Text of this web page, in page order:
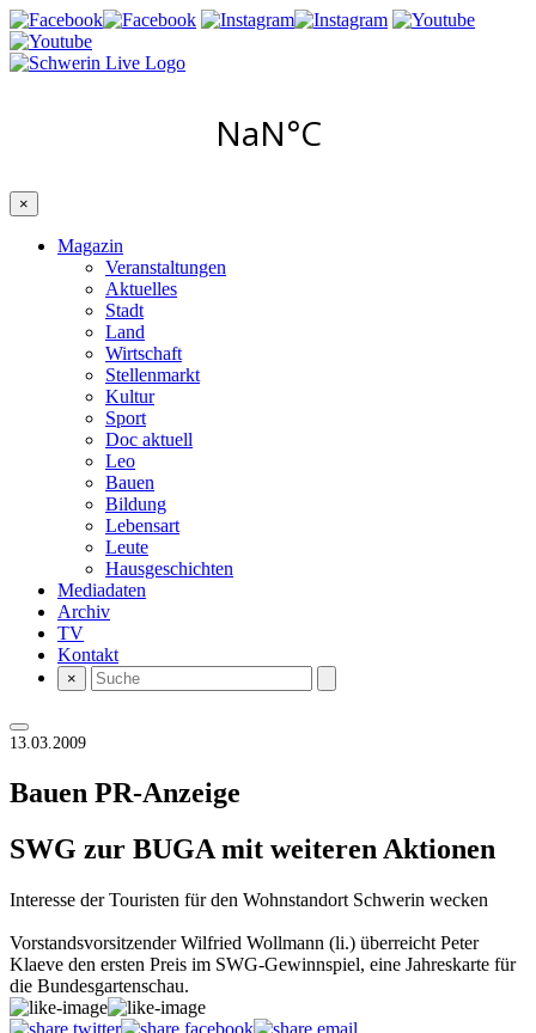
×
Magazin
Veranstaltungen
Aktuelles
Stadt
Land
Wirtschaft
Stellenmarkt
Kultur
Sport
Doc aktuell
Leo
Bauen
Bildung
Lebensart
Leute
Hausgeschichten
Mediadaten
Archiv
TV
Kontakt
×
13.03.2009
Bauen PR-Anzeige
SWG zur BUGA mit weiteren Aktionen
Interesse der Touristen für den Wohnstandort Schwerin wecken
Vorstandsvorsitzender Wilfried Wollmann (li.) überreicht Peter
Klaeve den ersten Preis im SWG-Gewinnspiel, eine Jahreskarte für
die Bundesgartenschau.